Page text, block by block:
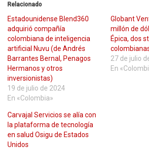
Relacionado
Estadounidense Blend360
adquirió compañía
colombiana de inteligencia
artificial Nuvu (de Andrés
Barrantes Bernal, Penagos
Hermanos y otros
inversionistas)
19 de julio de 2024
En «Colombia»
Globant
millón de
Épica, dos
27 de julio
En
Carvajal Servicios se alía con
la plataforma de tecnología
en salud Osigu de Estados
Unidos